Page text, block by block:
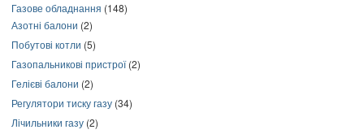
Газове обладнання (148)
Азотні балони (2)
Побутові котли (5)
Газопальникові пристрої(2)
Гелієві балони (2)
Регулятори тиску газу (34)
Лічильники газу (2)